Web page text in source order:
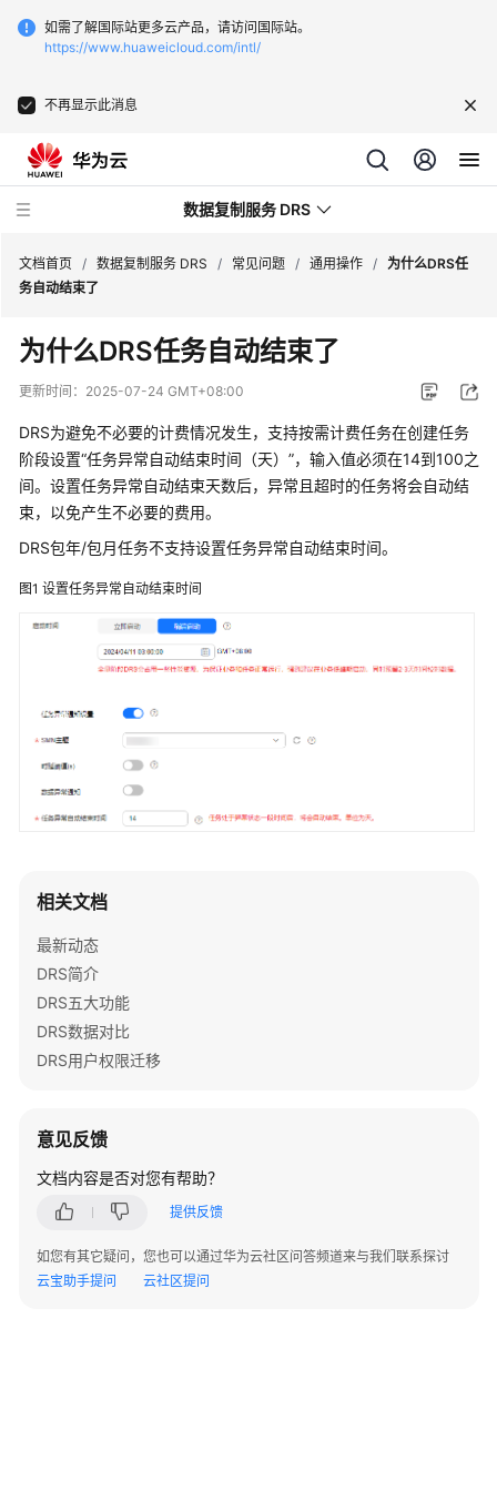
如需了解国际站更多云产品，请访问国际站。
https://www.huaweicloud.com/intl/
不再显示此消息
数据复制服务 DRS
最
新
动
产
品
介
计
说
快
南
最
佳
实
践
白
皮
书
参
考
文档首页 / 数据复制服务 DRS / 常见问题 / 通用操作 / 为什么DRS任
务自动结束了
为什么DRS任务自动结束了
更新时间： 2025-07-24 GMT+08:00
DRS为避免不必要的计费情况发生，支持按需计费任务在创建任务
阶段设置“任务异常自动结束时间（天）”，输入值必须在14到100之
间。设置任务异常自动结束天数后，异常且超时的任务将会自动结
束，以免产生不必要的费用。
DRS包年/包月任务不支持设置任务异常自动结束时间。
图1 设置任务异常自动结束时间
相关文档
最新动态
DRS简介
DRS五大功能
DRS数据对比
DRS用户权限迁移
意见反馈
文档内容是否对您有帮助？
提供反馈
如您有其它疑问，您也可以通过华为云社区问答频道来与我们联系探讨
云宝助手提问
云社区提问